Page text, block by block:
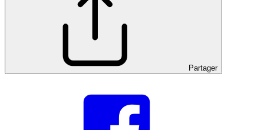
Partager